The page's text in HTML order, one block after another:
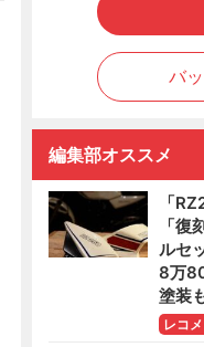
バ
編集部オススメ
「
「
ルセ
8万
塗装
レコ